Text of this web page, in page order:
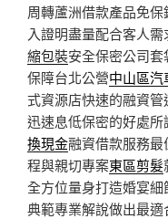
周轉蘆洲借款產品免
入證明盡量配合客人
縮包裝安全保密公司
保障台北公營中山區汽
式資源店快速的融資
迅速息低保密的好處
換現金融資借款服務
程與親切專案東區剪髮
全方位量身打造婚宴細
典範專業解說做出最